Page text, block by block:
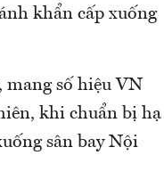
khẩn cấp xuống
mang số hiệu VN
khi chuẩn bị hạ
sân bay Nội